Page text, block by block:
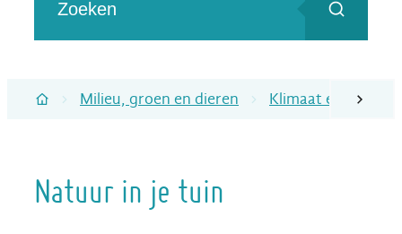
Zoeken
scroll
Startpagina
Milieu, groen en dieren Klimaat en groen
Natuur in je tuin